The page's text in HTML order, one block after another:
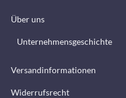
Über uns
Unternehmensgeschichte
Versandinformationen
Widerrufsrecht